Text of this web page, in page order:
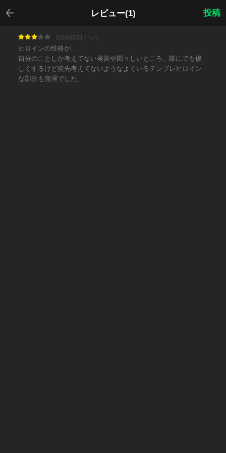
レビュー(1)
戻る
投稿
2024/05/21 ( ◜ᴗ◝ )
ヒロインの性格が…
自分のことしか考えてない発言や図々しいところ、誰にでも優
しくするけど後先考えてないようなよくいるテンプレヒロイン
な部分も無理でした。